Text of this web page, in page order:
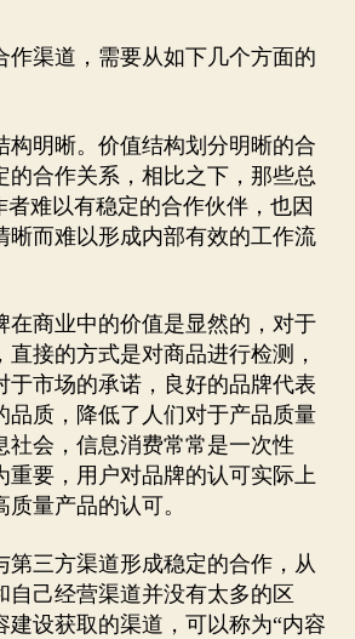
作渠道，需要从如下几个方面的
构明晰。价值结构划分明晰的合
的合作关系，相比之下，那些总
者难以有稳定的合作伙伴，也因
晰而难以形成内部有效的工作流
在商业中的价值是显然的，对于
接的方式是对商品进行检测，
于市场的承诺，良好的品牌代表
品质，降低了人们对于产品质量
社会，信息消费常常是一次性
重要，用户对品牌的认可实际上
量产品的认可。
第三方渠道形成稳定的合作，从
自己经营渠道并没有太多的区
建设获取的渠道，可以称为“内容